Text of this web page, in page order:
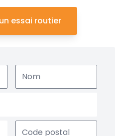
essai routier